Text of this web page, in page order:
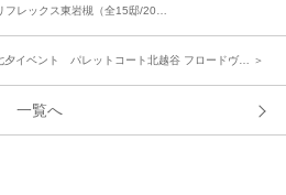
イマックスの「花火タイム」。大人も子ど
レックス東岩槻（全15邸/20…
夕イベント パレットコート北越谷 フロードヴ… ＞
一覧へ